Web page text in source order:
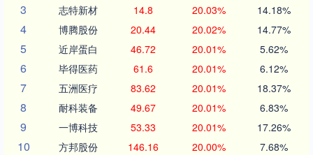
3 志特新材 14.8 20.03% 14.18%
4 博腾股份 20.44 20.02% 14.77%
5 近岸蛋白 46.72 20.01% 5.62%
6 毕得医药 61.6 20.01% 6.12%
7 五洲医疗 83.62 20.01% 18.37%
8 耐科装备 49.67 20.01% 6.83%
9 一博科技 53.33 20.01% 17.26%
10 方邦股份 146.16 20.00% 7.68%